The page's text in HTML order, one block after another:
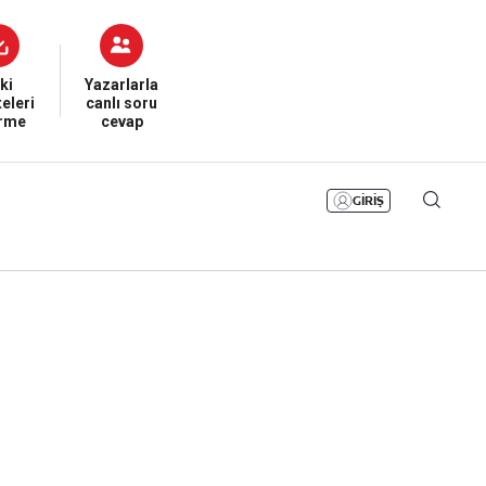
Yazarlarla
canlı soru
cevap
GİRİŞ
Namaz Vakitleri
Sesli Yayınlar